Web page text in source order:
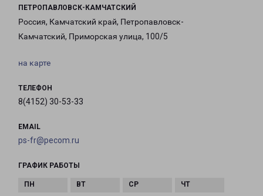
ПЕТРОПАВЛОВСК-КАМЧАТСКИЙ
Россия, Камчатский край, Петропавловск-
Камчатский, Приморская улица, 100/5
на карте
ТЕЛЕФОН
8(4152) 30-53-33
EMAIL
ps-fr@pecom.ru
ГРАФИК РАБОТЫ